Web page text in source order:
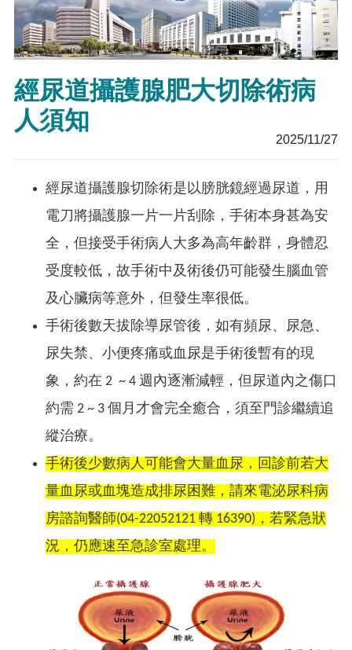
經尿道攝護腺肥大切除術病
人須知
2025/11/27
經尿道攝護腺切除術是以膀胱鏡經過尿道，用
電刀將攝護腺一片一片刮除，手術本身甚為安
全，但接受手術病人大多為高年齡群，身體忍
受度較低，故手術中及術後仍可能發生腦血管
及心臟病等意外，但發生率很低。
手術後數天拔除導尿管後，如有頻尿、尿急、
尿失禁、小便疼痛或血尿是手術後暫有的現
象，約在 2 ~ 4 週內逐漸減輕，但尿道內之傷口
約需 2 ~ 3 個月才會完全癒合，須至門診繼續追
縱治療。
手術後少數病人可能會大量血尿，回診前若大
量血尿或血塊造成排尿困難，請來電泌尿科病
房諮詢醫師(04-22052121 轉 16390)，若緊急狀
況，仍應速至急診室處理。